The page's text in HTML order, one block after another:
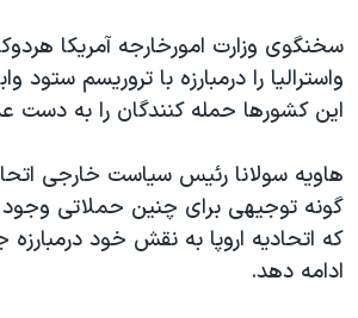
علم و فناوری
اسرائیل در جنگ
آرشیو پخش زنده
رمز مهسا
ورزش زنان در ایران
مجموعه مستندهای دادخواهی
تریبونال مردمی آبان ۹۸
دادگاه حمید نوری
زبانهای مختلف
سخنگوی وزارت امورخارجه آمريکا
واستراليا را درمبارزه با تروريسم ستود
اين کشورها حمله کنندگان را به دست
هاويه سولانا رئيس سياست خارجی
گونه توجيهی برای چنين حملاتی وجود
که اتحاديه اروپا به نقش خود درمبارزه
ادامه دهد.